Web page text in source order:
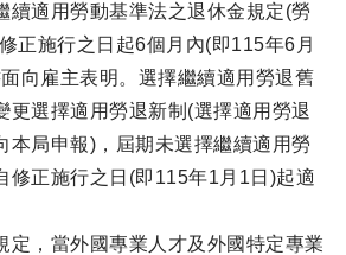
續適用勞動基準法之退休金規定(勞
正施行之日起6個月內(即115年6月
向雇主表明。選擇繼續適用勞退舊
更選擇適用勞退新制(選擇適用勞退
本局申報)，屆期未選擇繼續適用勞
修正施行之日(即115年1月1日)起適
定，當外國專業人才及外國特定專業